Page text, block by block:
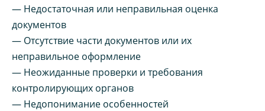
— Недостаточная или неправильная оценка
документов
— Отсутствие части документов или их
неправильное оформление
— Неожиданные проверки и требования
контролирующих органов
— Недопонимание особенностей